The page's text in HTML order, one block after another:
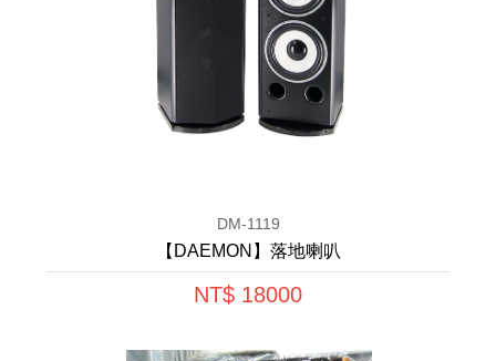
DM-1119
【DAEMON】落地喇叭
NT$ 18000